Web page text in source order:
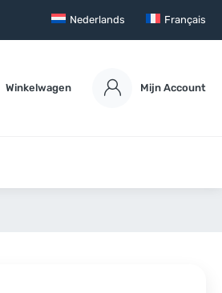
Nederlands Français
Winkelwagen Mijn Account